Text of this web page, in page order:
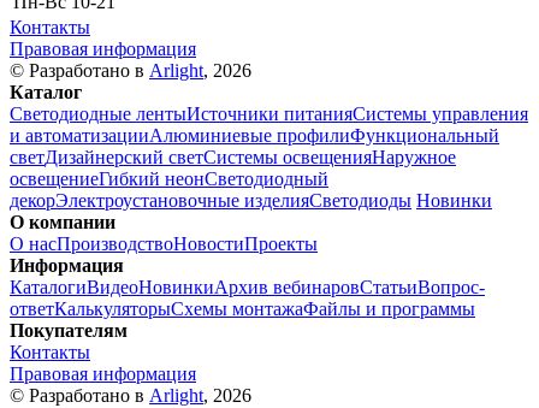
Контакты
Правовая информация
© Разработано в Arlight, 2026
Каталог
Светодиодные лентыИсточники питанияСистемы управления
и автоматизацииАлюминиевые профилиФункциональный
светДизайнерский светСистемы освещенияНаружное
освещениеГибкий неонСветодиодный
декорЭлектроустановочные изделияСветодиоды Новинки
О компании
О насПроизводствоНовостиПроекты
Информация
КаталогиВидеоНовинкиАрхив вебинаровСтатьиВопрос-
ответКалькуляторыСхемы монтажаФайлы и программы
Покупателям
Контакты
Правовая информация
© Разработано в Arlight, 2026